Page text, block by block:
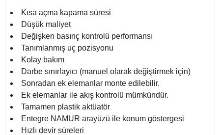
Kısa açma kapama süresi
Düşük maliyet
Değişken basınç kontrolü performansı
Tanımlanmış uç pozisyonu
Kolay bakım
Darbe sınırlayıcı (manuel olarak değiştirmek için)
Sonradan ek elemanlar monte edilebilir.
Ek elemanlar ile akış kontrolü mümkündür.
Tamamen plastik aktüatör
Entegre NAMUR arayüzü ile konum göstergesi
Hızlı devir süreleri